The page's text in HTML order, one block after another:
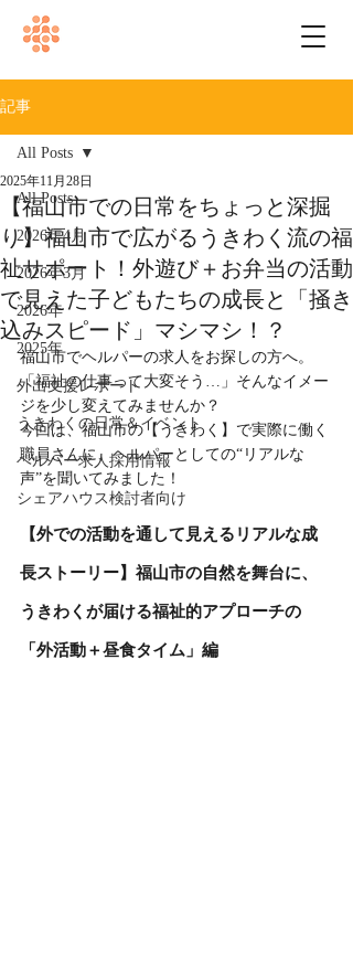
記事
All Posts
2026年4月
2026年3月
2026年
2025年
外出支援レポート
うきわくの日常＆イベント
ヘルパー求人採用情報
シェアハウス検討者向け
All Posts
【福山市での日常をちょっと深掘
り】福山市で広がるうきわく流の福
祉サポート！外遊び＋お弁当の活動
で見えた子どもたちの成長と「掻き
込みスピード」マシマシ！？
2025年11月28日
福山市でヘルパーの求人をお探しの方へ。
「福祉の仕事って大変そう…」そんなイメー
ジを少し変えてみませんか？
今回は、福山市の【うきわく】で実際に働く
職員さんに、ヘルパーとしての“リアルな
声”を聞いてみました！
【外での活動を通して見えるリアルな成
長ストーリー】福山市の自然を舞台に、
うきわくが届ける福祉的アプローチの
「外活動＋昼食タイム」編